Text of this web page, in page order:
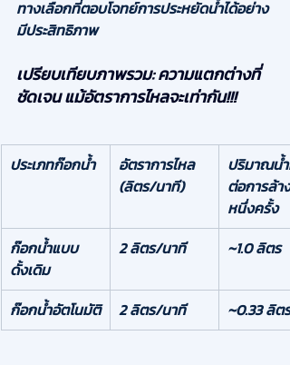
ทางเลือกที่ตอบโจทย์การประหยัดน้ำได้อย่าง
มีประสิทธิภาพ
เปรียบเทียบภาพรวม: ความแตกต่างที่
ชัดเจน แม้อัตราการไหลจะเท่ากัน!!!
ประเภทก๊อกน้ำ
อัตราการไหล
(ลิตร/นาที)
ปริมาณน้ำที่
ต่อการล้าง
หนึ่งครั้ง
ก๊อกน้ำแบบ
ดั้งเดิม
2 ลิตร/นาที ~1.0 ลิตร
ก๊อกน้ำอัตโนมัติ 2 ลิตร/นาที ~0.33 ลิตร